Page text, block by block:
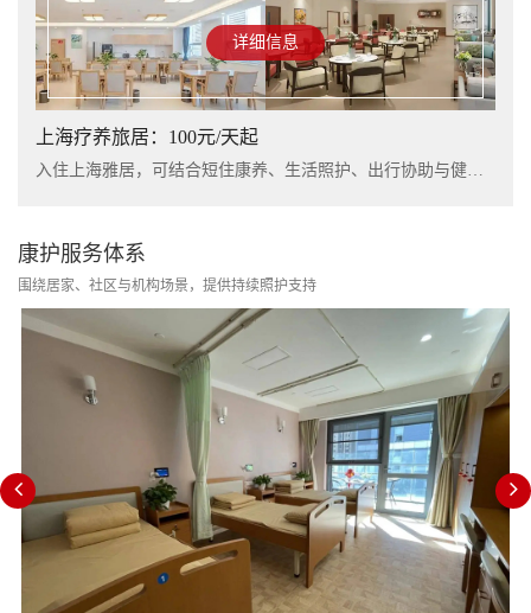
详细信息
上海疗养旅居：100元/天起
康护服务体系
围绕居家、社区与机构场景，提供持续照护支持